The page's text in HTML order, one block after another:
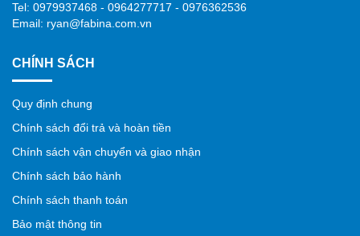
Tel: 0979937468 - 0964277717 - 0976362536
Email: ryan@fabina.com.vn
CHÍNH SÁCH
Quy định chung
Chính sách đổi trả và hoàn tiền
Chính sách vận chuyển và giao nhận
Chính sách bảo hành
Chính sách thanh toán
Bảo mật thông tin